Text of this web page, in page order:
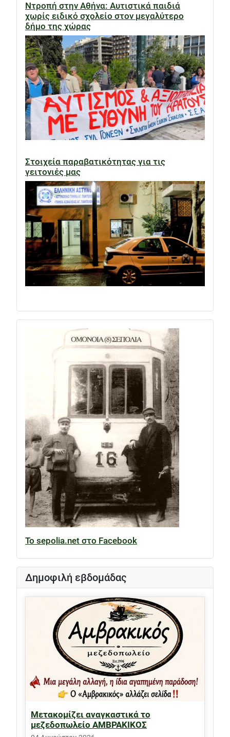
Ντροπή στην Αθήνα: Αυτιστικά παιδιά
χωρίς ειδικό σχολείο στον μεγαλύτερο
δήμο της χώρας
Στοιχεία παραβατικότητας για τις
γειτονιές μας
Το sepolia.net στο Facebook
Δημοφιλή εβδομάδας
Μετακομίζει αναγκαστικά το
μεζεδοπωλείο ΑΜΒΡΑΚΙΚΟΣ